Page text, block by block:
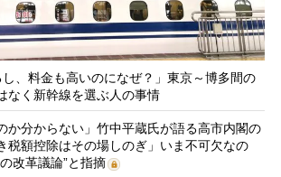
し、料金も高いのになぜ？」東京～博多間の
なく新幹線を選ぶ人の事情
か分からない」竹中平蔵氏が語る高市内閣の
額控除はその場しのぎ」いま不可欠なの
改革議論”と指摘